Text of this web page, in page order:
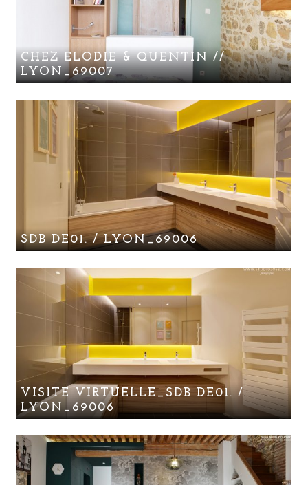
CHEZ ELODIE & QUENTIN //
LYON_69007
SDB DE01. / LYON_69006
VISITE VIRTUELLE_SDB DE01. /
LYON_69006